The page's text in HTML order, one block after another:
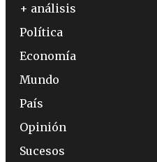
+ análisis
Política
Economía
Mundo
País
Opinión
Sucesos